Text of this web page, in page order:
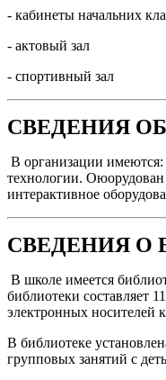
- кабинеты начальних
- актовый зал
- спортивный зал
СВЕДЕНИЯ
В организации
технологии.
интерактивное
СВЕДЕНИЯ О
В школе имеется
библиотеки составляет
электронных носителей
В библиотеке
групповых занятий с